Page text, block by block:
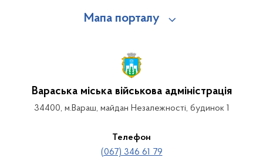
Мапа порталу
Вараська міська військова адміністрація
34400, м.Вараш, майдан Незалежності, будинок 1
Телефон
(067) 346 61 79